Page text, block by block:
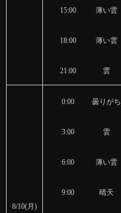
15:00 薄い雲
18:00 薄い雲
21:00 雲
8/10(月)
0:00 曇りがち
3:00 雲
6:00 薄い雲
9:00 晴天